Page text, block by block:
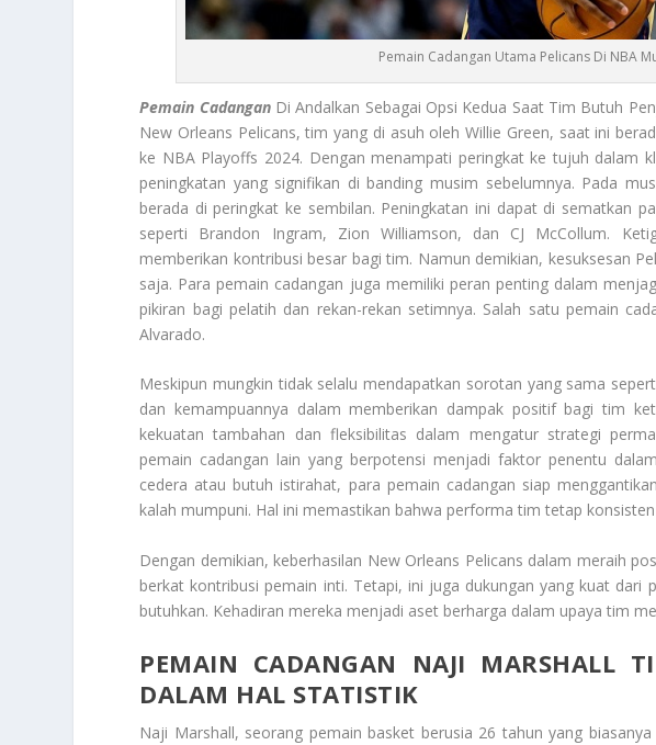
Pemain Cadangan Utama Pelicans Di NBA
Pemain CadanganDi Andalkan Sebagai Opsi Kedua Saat Tim Butuh
New Orleans Pelicans, tim yang di asuh oleh Willie Green, saat ini
ke NBA Playoffs 2024. Dengan menampati peringkat ke tujuh dalam
peningkatan yang signifikan di banding musim sebelumnya. Pada
berada di peringkat ke sembilan. Peningkatan ini dapat di sematkan
seperti Brandon Ingram, Zion Williamson, dan CJ McCollum.
memberikan kontribusi besar bagi tim. Namun demikian, kesuksesan
saja. Para pemain cadangan juga memiliki peran penting dalam
pikiran bagi pelatih dan rekan-rekan setimnya. Salah satu pemain
Alvarado.
Meskipun mungkin tidak selalu mendapatkan sorotan yang sama
dan kemampuannya dalam memberikan dampak positif bagi tim
kekuatan tambahan dan fleksibilitas dalam mengatur strategi
pemain cadangan lain yang berpotensi menjadi faktor penentu
cedera atau butuh istirahat, para pemain cadangan siap
kalah mumpuni. Hal ini memastikan bahwa performa tim tetap
Dengan demikian, keberhasilan New Orleans Pelicans dalam meraih
berkat kontribusi pemain inti. Tetapi, ini juga dukungan yang kuat dari
butuhkan. Kehadiran mereka menjadi aset berharga dalam upaya tim
PEMAIN CADANGAN NAJI MARSHALL
DALAM HAL STATISTIK
Naji Marshall, seorang pemain basket berusia 26 tahun yang